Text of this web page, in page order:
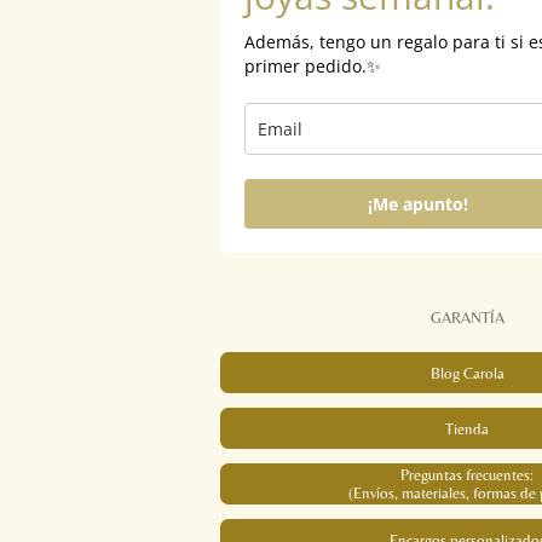
Además, tengo un regalo para ti si
primer pedido.✨
¡Me apunto!
GARANTÍA
Blog Carola
Tienda
Preguntas frecuentes:
(Envíos, materiales, formas de